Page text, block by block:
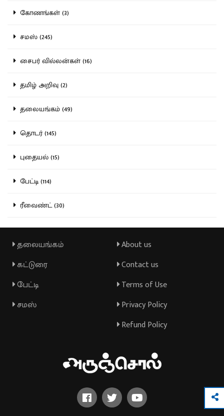
கோணங்கள் (3)
சமஸ் (245)
சைபர் வில்லன்கள் (16)
தமிழ் அறிவு (2)
தலையங்கம் (49)
தொடர் (145)
புதையல் (15)
பேட்டி (114)
ரீவைண்ட் (30)
தலையங்கம்
கட்டுரை
பேட்டி
சமஸ்
About us
Contact us
Terms of Use
Privacy Policy
Refund Policy